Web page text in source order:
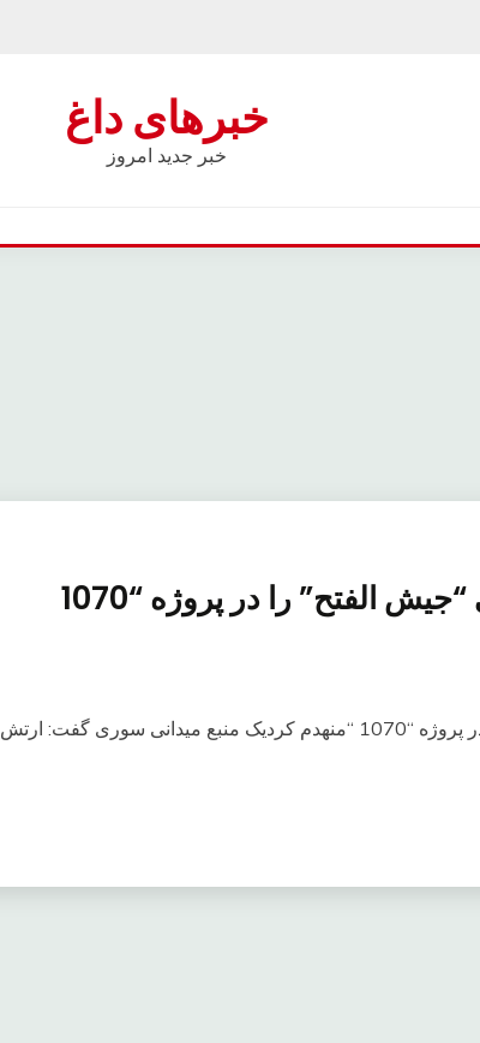
خبرهای داغ
خبر جدید امروز
ارتش سوریه 4 خودرو زرهی “جیش الفتح” را در پروژه “1070
ارتش سوریه 4 خودرو زرهی “جیش الفتح” را در پروژه “1070 “منهدم کردیک منبع میدانی سوری گفت: ارتش